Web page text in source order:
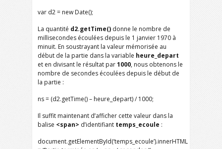
var d2 = new Date();
La quantité d2.getTime() donne le nombre de
millisecondes écoulées depuis le 1 janvier 1970 à
minuit. En soustrayant la valeur mémorisée au
début de la partie dans la variable heure_depart
et en divisant le résultat par1000, nous obtenons le
nombre de secondes écoulées depuis le début de
la partie :
ns = (d2.getTime() – heure_depart) / 1000;
Il suffit maintenant d’afficher cette valeur dans la
balise <span> d’identifiant temps_ecoule :
document.getElementById(‘temps_ecoule’).innerHTML